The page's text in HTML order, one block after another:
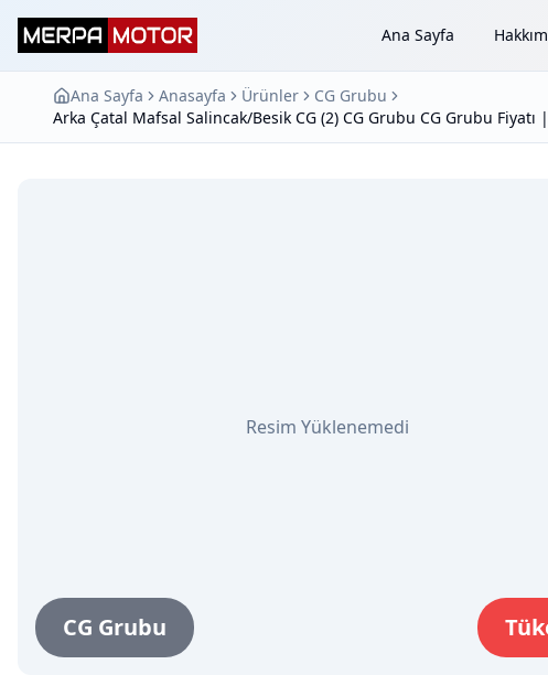
Ana Sayfa
Ana Sayfa Anasayfa Ürünler
CG Grubu
Arka Çatal Mafsal Salincak/Besik CG (2) CG Grubu CG Grubu
CG Grubu
Resim Yüklenemedi